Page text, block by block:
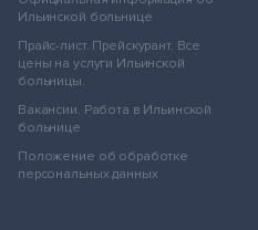
Ильинской больнице
Прайс-лист. Прейскурант. Все
цены на услуги Ильинской
больницы.
Вакансии. Работа в Ильинской
больнице
Положение об обработке
персональных данных